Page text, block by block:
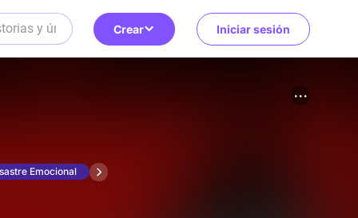
Crear Iniciar sesión
Emocional